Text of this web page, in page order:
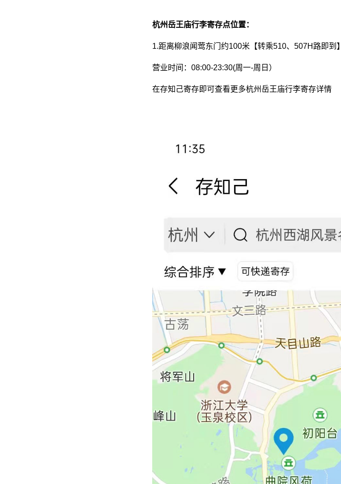
杭州岳王庙行李寄存点位置：
1.距离柳浪闻莺东门约100米【转乘510、507H路即到】
营业时间：08:00-23:30(周一-周日）
在存知己寄存即可查看更多杭州岳王庙行李寄存详情